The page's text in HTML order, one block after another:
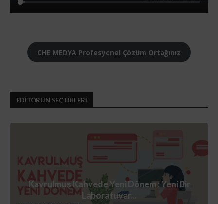
CHE MEDYA Profesyonel Çözüm Ortağınız
EDİTÖRÜN SEÇTİKLERİ
Kavrulmuş Kahvede Yeni Dönem : Yeni Bir
Laboratuvar...